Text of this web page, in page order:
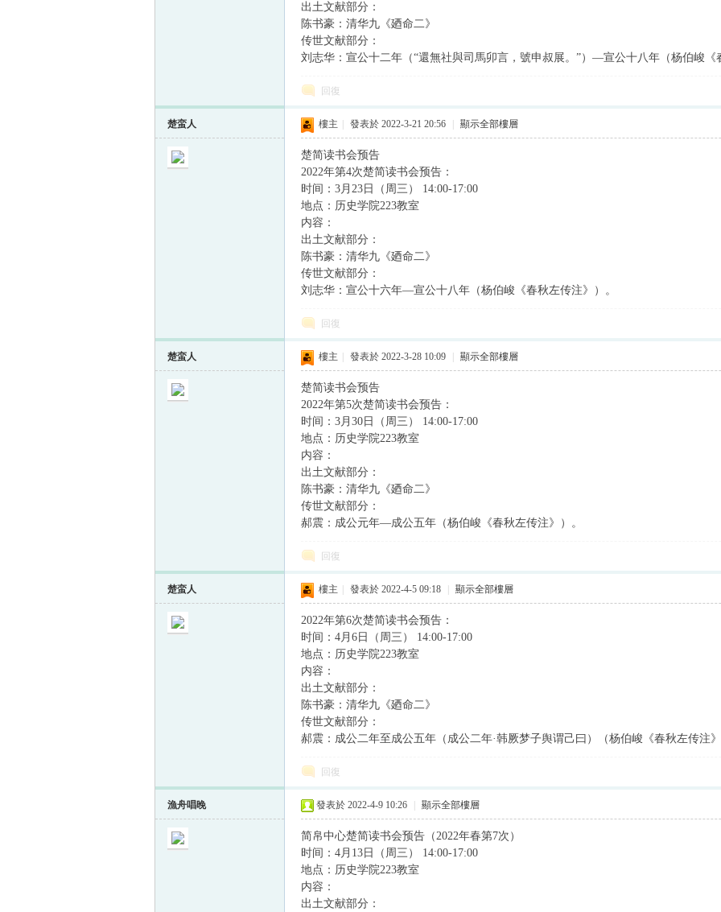
出土文献部分：
陈书豪：清华九《廼命二》
传世文献部分：
刘志华：宣公十二年（“還無社與司馬卯言，號申叔展。”）—宣公十八年（杨伯峻《
回復
楚蛮人 樓主 發表於 2022-3-21 20:56 顯示全部樓層
楚简读书会预告
2022年第4次楚简读书会预告：
时间：3月23日（周三） 14:00-17:00
地点：历史学院223教室
内容：
出土文献部分：
陈书豪：清华九《廼命二》
传世文献部分：
刘志华：宣公十六年—宣公十八年（杨伯峻《春秋左传注》）。
回復
楚蛮人 樓主 發表於 2022-3-28 10:09 顯示全部樓層
楚简读书会预告
2022年第5次楚简读书会预告：
时间：3月30日（周三） 14:00-17:00
地点：历史学院223教室
内容：
出土文献部分：
陈书豪：清华九《廼命二》
传世文献部分：
郝震：成公元年—成公五年（杨伯峻《春秋左传注》）。
回復
楚蛮人 樓主 發表於 2022-4-5 09:18 顯示全部樓層
2022年第6次楚简读书会预告：
时间：4月6日（周三） 14:00-17:00
地点：历史学院223教室
内容：
出土文献部分：
陈书豪：清华九《廼命二》
传世文献部分：
郝震：成公二年至成公五年（成公二年·韩厥梦子舆谓己曰）（杨伯峻《春秋左传注
回復
漁舟唱晚 發表於 2022-4-9 10:26 顯示全部樓層
简帛中心楚简读书会预告（2022年春第7次）
时间：4月13日（周三） 14:00-17:00
地点：历史学院223教室
内容：
出土文献部分：